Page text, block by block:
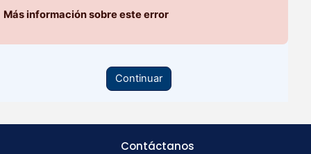
Más información sobre este error
Continuar
Contáctanos